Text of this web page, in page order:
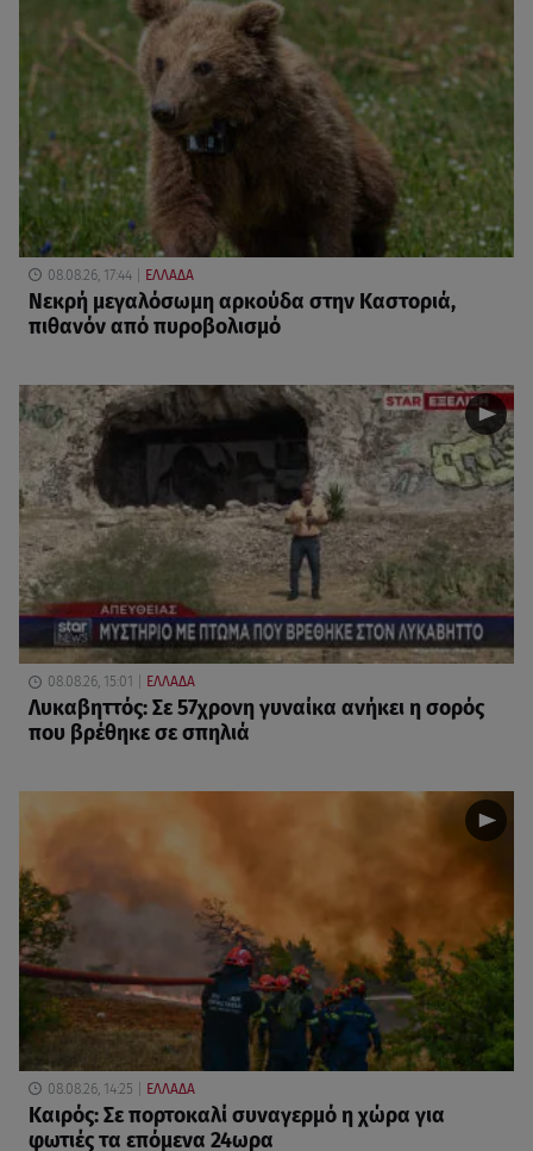
08.08.26, 17:44 ΕΛΛΑΔΑ
Νεκρή μεγαλόσωμη αρκούδα στην Καστοριά,
πιθανόν από πυροβολισμό
08.08.26, 15:01 ΕΛΛΑΔΑ
Λυκαβηττός: Σε 57χρονη γυναίκα ανήκει η σορός
που βρέθηκε σε σπηλιά
08.08.26, 14:25 ΕΛΛΑΔΑ
Καιρός: Σε πορτοκαλί συναγερμό η χώρα για
φωτιές τα επόμενα 24ωρα